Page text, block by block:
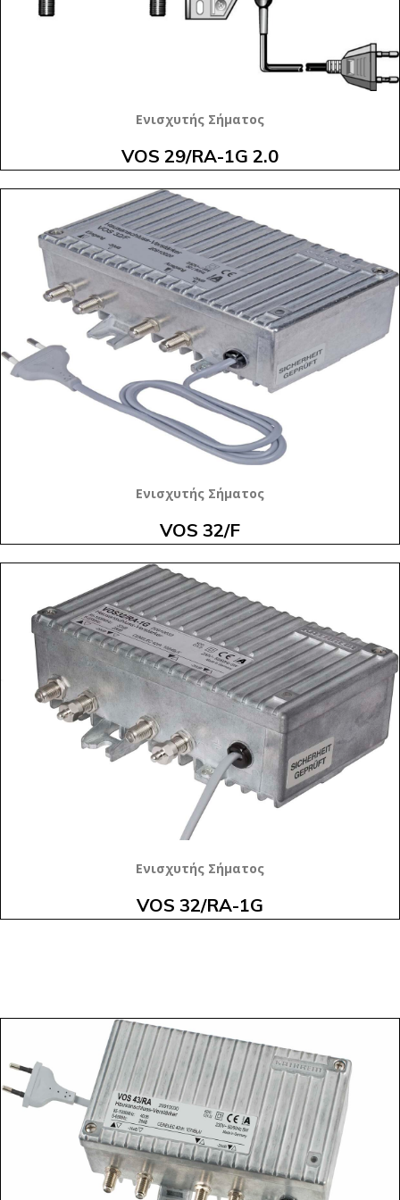
VOS 29/RA-1G 2.0
Ενισχυτής Σήματος
VOS 32/F
Ενισχυτής Σήματος
VOS 32/RA-1G
Ενισχυτής Σήματος